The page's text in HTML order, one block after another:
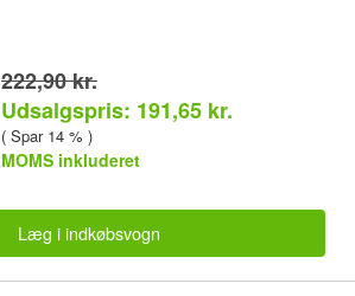
222,90 kr.
Udsalgspris: 191,65 kr.
( Spar 14 % )
MOMS inkluderet
Læg i indkøbsvogn